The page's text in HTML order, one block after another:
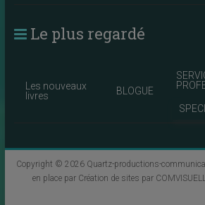
Le plus regardé
Les nouveaux
livres
BLOGUE
Copyright © 2026 Quartz-productions-
en place par Création de sites par